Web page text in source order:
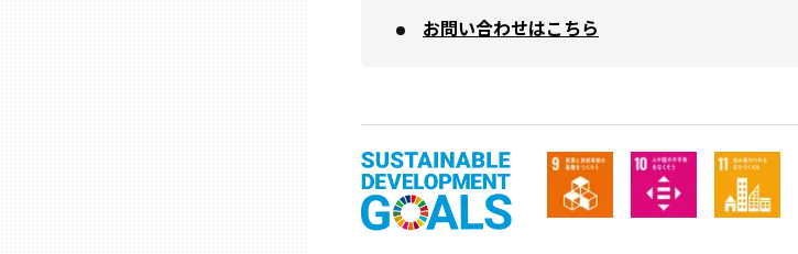
多摩 エリア
長野エリア
静岡
北摂エリア
堺・泉州エリア
河内
岡山エリア
広島エリア
山口 エリア
熊本 エリア
お問い合わせはこちら